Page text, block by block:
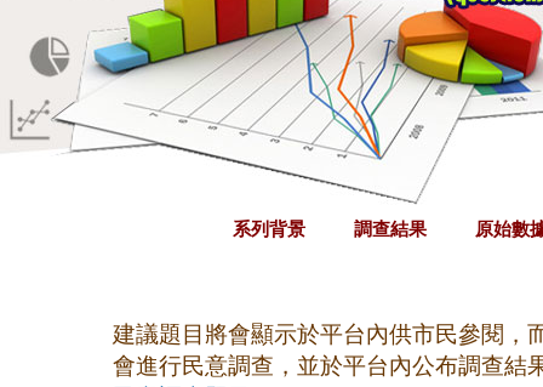
系列背景 調查結果 原始數
建議題目將會顯示於平台內供市民參閱，
會進行民意調查，並於平台內公布調查結